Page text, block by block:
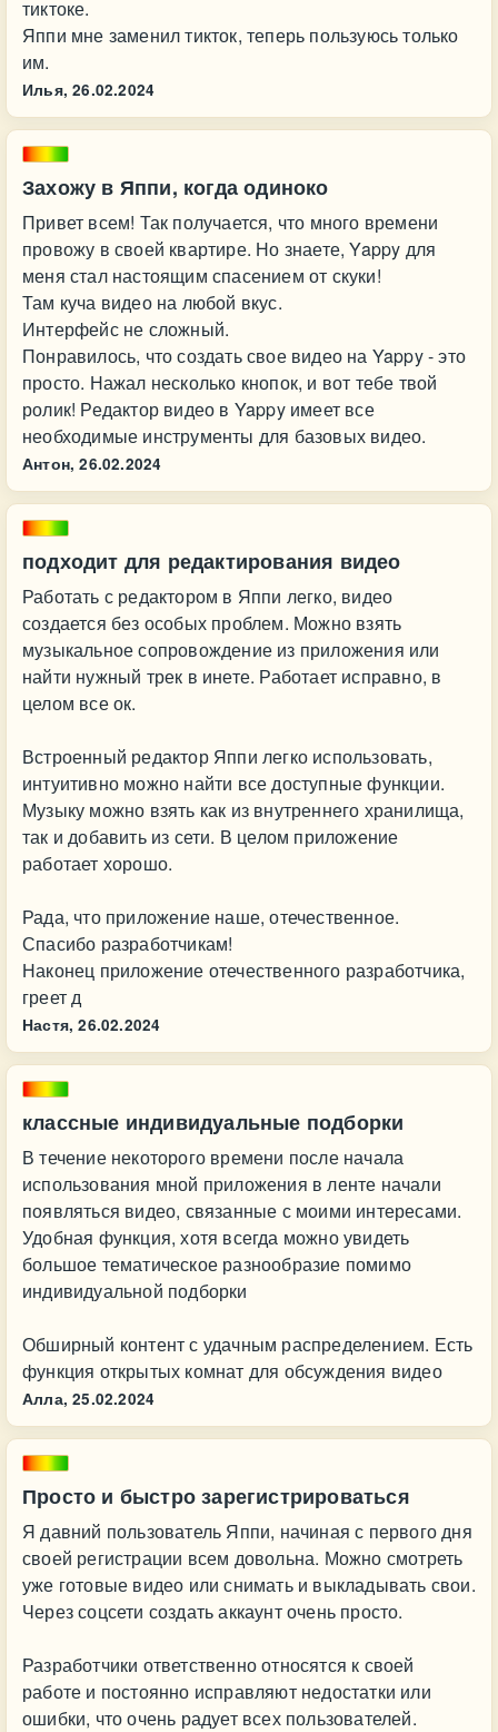
тиктоке.
Яппи мне заменил тикток, теперь пользуюсь только
им.
Илья, 26.02.2024
Захожу в Яппи, когда одиноко
Привет всем! Так получается, что много времени
провожу в своей квартире. Но знаете, Yappy для
меня стал настоящим спасением от скуки!
Там куча видео на любой вкус.
Интерфейс не сложный.
Понравилось, что создать свое видео на Yappy - это
просто. Нажал несколько кнопок, и вот тебе твой
ролик! Редактор видео в Yappy имеет все
необходимые инструменты для базовых видео.
Антон, 26.02.2024
подходит для редактирования видео
Работать с редактором в Яппи легко, видео
создается без особых проблем. Можно взять
музыкальное сопровождение из приложения или
найти нужный трек в инете. Работает исправно, в
целом все ок.
Встроенный редактор Яппи легко использовать,
интуитивно можно найти все доступные функции.
Музыку можно взять как из внутреннего хранилища,
так и добавить из сети. В целом приложение
работает хорошо.
Рада, что приложение наше, отечественное.
Спасибо разработчикам!
Наконец приложение отечественного разработчика,
греет д
Настя, 26.02.2024
классные индивидуальные подборки
В течение некоторого времени после начала
использования мной приложения в ленте начали
появляться видео, связанные с моими интересами.
Удобная функция, хотя всегда можно увидеть
большое тематическое разнообразие помимо
индивидуальной подборки
Обширный контент с удачным распределением. Есть
функция открытых комнат для обсуждения видео
Алла, 25.02.2024
Просто и быстро зарегистрироваться
Я давний пользователь Яппи, начиная с первого дня
своей регистрации всем довольна. Можно смотреть
уже готовые видео или снимать и выкладывать свои.
Через соцсети создать аккаунт очень просто.
Разработчики ответственно относятся к своей
работе и постоянно исправляют недостатки или
ошибки, что очень радует всех пользователей.